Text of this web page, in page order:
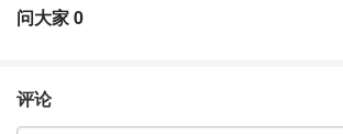
问大家0
评论